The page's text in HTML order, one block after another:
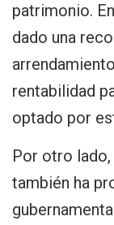
patrimonio.
dado una
rentabilidad
optado por
Por otro
también ha